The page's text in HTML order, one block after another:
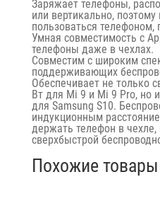
Заряжает телефоны,
или вертикально,
пользоваться телефоном,
Умная совместимость с
телефоны даже в чехлах.
Совместим с широким
поддерживающих
Обеспечивает не только
Вт для Mi 9 и Mi 9 Pro, но
для Samsung S10.
индукционным
держать телефон в
сверхбыстрой
Похожие товары